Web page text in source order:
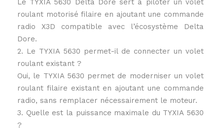
Le TYXIA 5630 Delta Dore sert à piloter un volet
roulant motorisé filaire en ajoutant une commande
radio X3D compatible avec l’écosystème Delta
Dore.
2. Le TYXIA 5630 permet-il de connecter un volet
roulant existant ?
Oui, le TYXIA 5630 permet de moderniser un volet
roulant filaire existant en ajoutant une commande
radio, sans remplacer nécessairement le moteur.
3. Quelle est la puissance maximale du TYXIA 5630
?